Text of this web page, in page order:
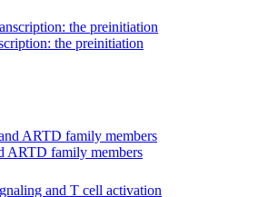
the preinitiation
ARTD family members